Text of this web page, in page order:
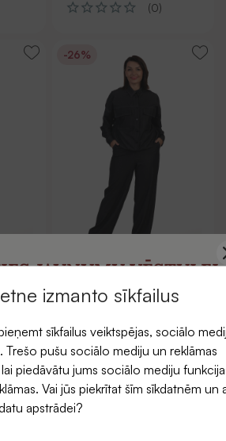
(0)
-26%
Bikses
19,95 € 26,95 €
(0)
JAUNUMU VĒSTULEI
pasūtījumam.
izmanto sīkfailus
sīkfailus veiktspējas, sociālo
Trešo pušu sociālo mediju un reklāmas
piedāvātu jums sociālo mediju
Vai jūs piekrītat šīm sīkdatnēm un
apstrādei?